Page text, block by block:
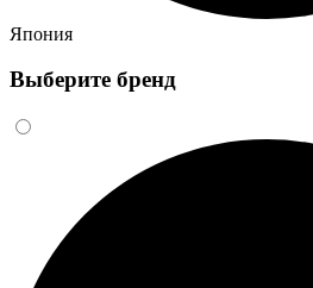
Япония
Выберите бренд